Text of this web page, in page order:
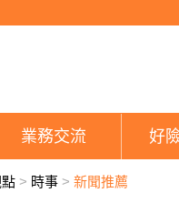
業務交流 好
> 時事 > 新聞推薦